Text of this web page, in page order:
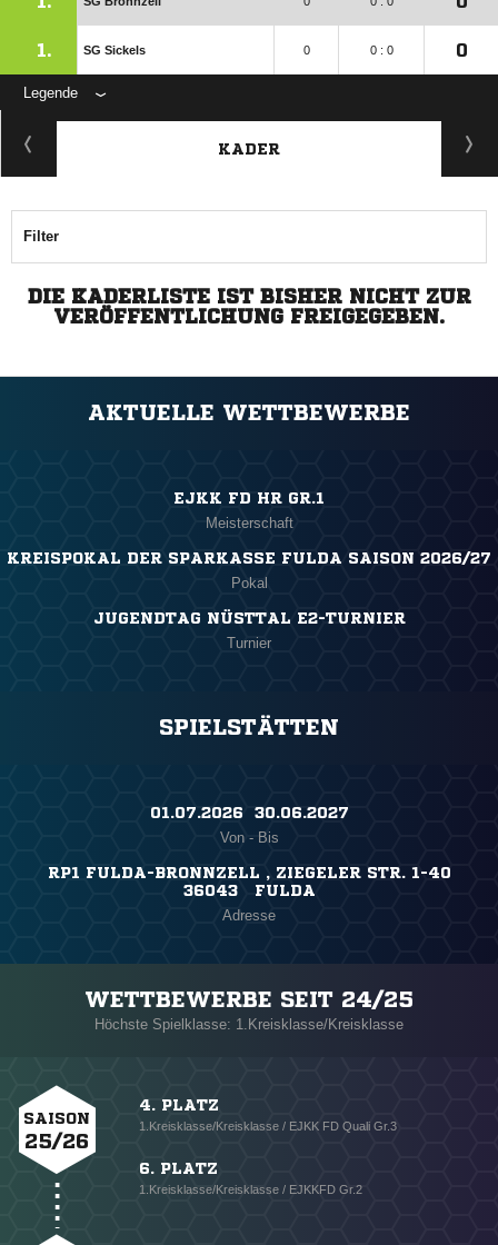
1. SG Sickels 0 0 : 0 0
Legende
KADER
Filter
DIE KADERLISTE IST BISHER NICHT ZUR
VERÖFFENTLICHUNG FREIGEGEBEN.
AKTUELLE WETTBEWERBE
EJKK FD HR GR.1
Meisterschaft
KREISPOKAL DER SPARKASSE FULDA SAISON 2026/27
Pokal
JUGENDTAG NÜSTTAL E2-TURNIER
Turnier
SPIELSTÄTTEN
01.07.2026 ​ 30.06.2027
Von - Bis
RP1 FULDA-BRONNZELL , ZIEGELER STR. 1-40
36043 FULDA
Adresse
WETTBEWERBE SEIT 24/25
Höchste Spielklasse: 1.Kreisklasse/Kreisklasse
SAISON
25/26
4. PLATZ
1.Kreisklasse/Kreisklasse / EJKK FD Quali Gr.3
6. PLATZ
1.Kreisklasse/Kreisklasse / EJKKFD Gr.2